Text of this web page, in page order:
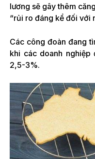
lương sẽ gây thêm
“rủi ro đáng kể đối với
Các công đoàn đang
khi các doanh nghiệp
2,5-3%.